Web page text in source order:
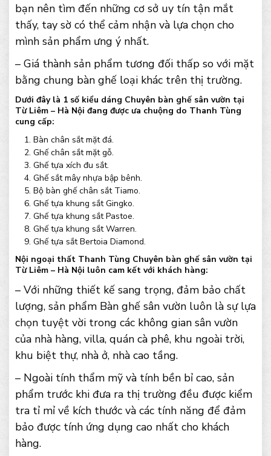
bạn nên tìm đến những cơ sở uy tín tận mắt
thấy, tay sờ có thể cảm nhận và lựa chọn cho
mình sản phẩm ưng ý nhất.
– Giá thành sản phẩm tương đối thấp so với mặt
bằng chung bàn ghế loại khác trên thị trường.
Dưới đây là 1 số kiểu dáng Chuyên bàn ghế sân vườn tại
Từ Liêm – Hà Nội đang được ưa chuộng do Thanh Tùng
cung cấp:
Bàn chân sắt mặt đá.
Ghế chân sắt mặt gỗ.
Ghế tựa xích đu sắt.
Ghế sắt mây nhựa bập bênh.
Bộ bàn ghế chân sắt Tiamo.
Ghế tựa khung sắt Gingko.
Ghế tựa khung sắt Pastoe.
Ghế tựa khung sắt Warren.
Ghế tựa sắt Bertoia Diamond.
Nội ngoại thất Thanh Tùng Chuyên bàn ghế sân vườn tại
Từ Liêm – Hà Nội luôn cam kết với khách hàng:
– Với những thiết kế sang trọng, đảm bảo chất
lượng, sản phẩm Bàn ghế sân vườn luôn là sự lựa
chọn tuyệt vời trong các không gian sân vườn
của nhà hàng, villa, quán cà phê, khu ngoài trời,
khu biệt thự, nhà ở, nhà cao tầng.
– Ngoài tính thẩm mỹ và tính bền bỉ cao, sản
phẩm trước khi đưa ra thị trường đều được kiểm
tra tỉ mỉ về kích thước và các tính năng để đảm
bảo được tính ứng dụng cao nhất cho khách
hàng.